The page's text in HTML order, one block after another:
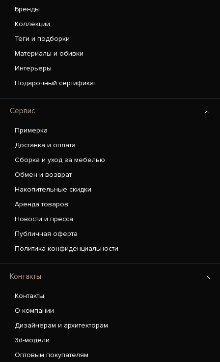
Бренды
Коллекции
Теги и подборки
Материалы и обивки
Интерьеры
Подарочный сертификат
Сервис
Примерка
Доставка и оплата
Сборка и уход за мебелью
Обмен и возврат
Накопительные скидки
Аренда товаров
Новости и пресса
Публичная оферта
Политика конфиденциальности
Контакты
Контакты
О компании
Дизайнерам и архитекторам
3d-модели
Оптовым покупателям